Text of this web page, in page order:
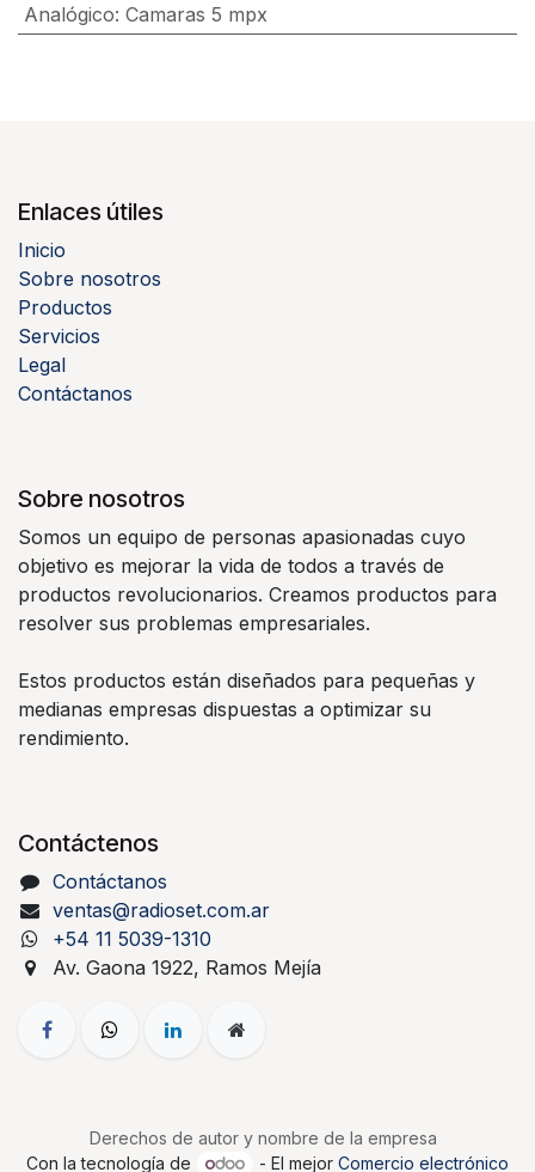
Analógico: Camaras 5 mpx
Enlaces útiles
Inicio
Sobre nosotros
Productos
Servicios
Legal
Contáctanos
Sobre nosotros
Somos un equipo de personas apasionadas cuyo
objetivo es mejorar la vida de todos a través de
productos revolucionarios. Creamos productos para
resolver sus problemas empresariales.
Estos productos están diseñados para pequeñas y
medianas empresas dispuestas a optimizar su
rendimiento.
Contáctenos
Contáctanos
ventas@radioset.com.ar
+54 11 5039-1310
Av. Gaona 1922, Ramos Mejía
Derechos de autor y nombre de la empresa
Con la tecnología de
- El mejor Comercio electrónico